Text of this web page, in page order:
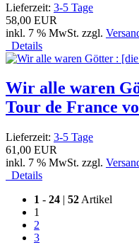
Lieferzeit: 3-5 Tage
58,00 EUR
inkl. 7 % MwSt. zzgl.
Details
Wir alle waren
Tour de France
Lieferzeit: 3-5 Tage
61,00 EUR
inkl. 7 % MwSt. zzgl.
Details
1 - 24 | 52 Artikel
1
2
3